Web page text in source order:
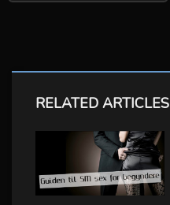
RELATED ARTICLES